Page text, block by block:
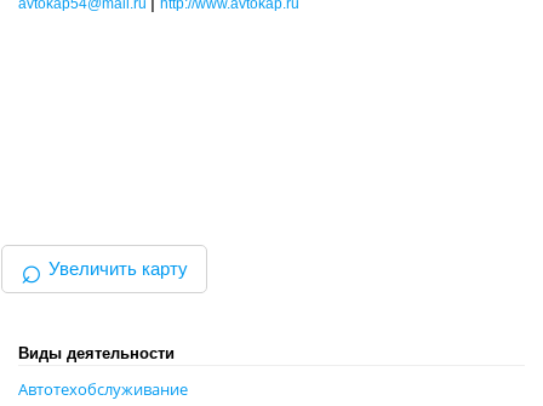
⌕ Увеличить карту
Виды деятельности
Автотехобслуживание